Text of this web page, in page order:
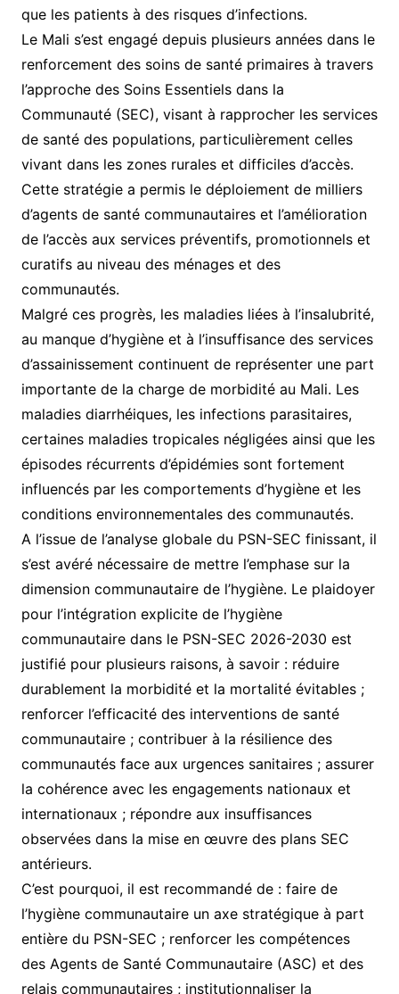
que les patients à des risques d’infections.
Le Mali s’est engagé depuis plusieurs années dans le
renforcement des soins de santé primaires à travers
l’approche des Soins Essentiels dans la
Communauté (SEC), visant à rapprocher les services
de santé des populations, particulièrement celles
vivant dans les zones rurales et difficiles d’accès.
Cette stratégie a permis le déploiement de milliers
d’agents de santé communautaires et l’amélioration
de l’accès aux services préventifs, promotionnels et
curatifs au niveau des ménages et des
communautés.
Malgré ces progrès, les maladies liées à l’insalubrité,
au manque d’hygiène et à l’insuffisance des services
d’assainissement continuent de représenter une part
importante de la charge de morbidité au Mali. Les
maladies diarrhéiques, les infections parasitaires,
certaines maladies tropicales négligées ainsi que les
épisodes récurrents d’épidémies sont fortement
influencés par les comportements d’hygiène et les
conditions environnementales des communautés.
A l’issue de l’analyse globale du PSN-SEC finissant, il
s’est avéré nécessaire de mettre l’emphase sur la
dimension communautaire de l’hygiène. Le plaidoyer
pour l’intégration explicite de l’hygiène
communautaire dans le PSN-SEC 2026-2030 est
justifié pour plusieurs raisons, à savoir : réduire
durablement la morbidité et la mortalité évitables ;
renforcer l’efficacité des interventions de santé
communautaire ; contribuer à la résilience des
communautés face aux urgences sanitaires ; assurer
la cohérence avec les engagements nationaux et
internationaux ; répondre aux insuffisances
observées dans la mise en œuvre des plans SEC
antérieurs.
C’est pourquoi, il est recommandé de : faire de
l’hygiène communautaire un axe stratégique à part
entière du PSN-SEC ; renforcer les compétences
des Agents de Santé Communautaire (ASC) et des
relais communautaires ; institutionnaliser la